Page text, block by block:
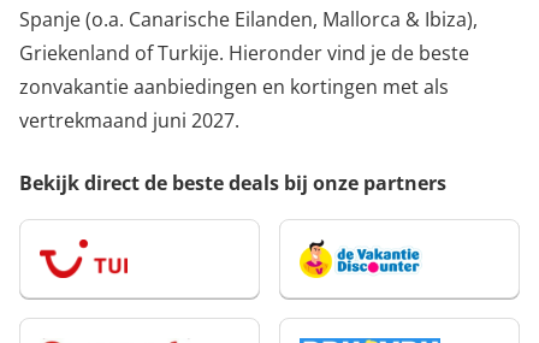
Spanje (o.a. Canarische Eilanden, Mallorca & Ibiza),
Griekenland of Turkije. Hieronder vind je de beste
zonvakantie aanbiedingen en kortingen met als
vertrekmaand juni 2027.
Bekijk direct de beste deals bij onze partners